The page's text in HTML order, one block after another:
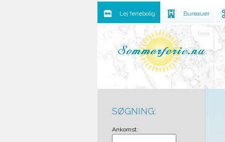
SØGNING:
Ankomst:
Lej feriebolig Bureauer